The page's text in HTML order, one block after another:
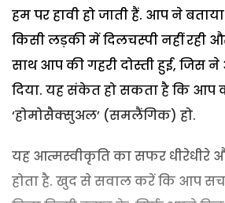
हम पर हावी हो जाती हैं. आप ने
किसी लड़की में दिलचस्पी नहीं रही
साथ आप की गहरी दोस्ती हुई, जिस
दिया. यह संकेत हो सकता है कि आप
‘होमोसैक्सुअल’ (समलैंगिक) हो.
यह आत्मस्वीकृति का सफर धीरेधीरे
होता है. खुद से सवाल करें कि आप